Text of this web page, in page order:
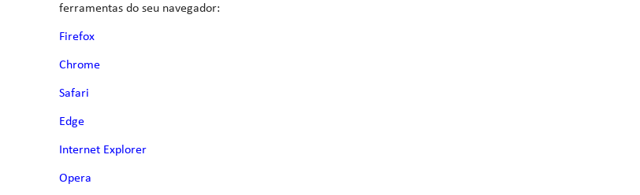
ferramentas do seu navegador:
Firefox
Chrome
Safari
Edge
Internet Explorer
Opera